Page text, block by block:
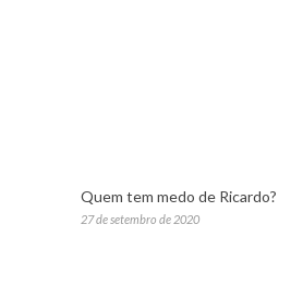
Quem tem medo de Ricardo?
27 de setembro de 2020